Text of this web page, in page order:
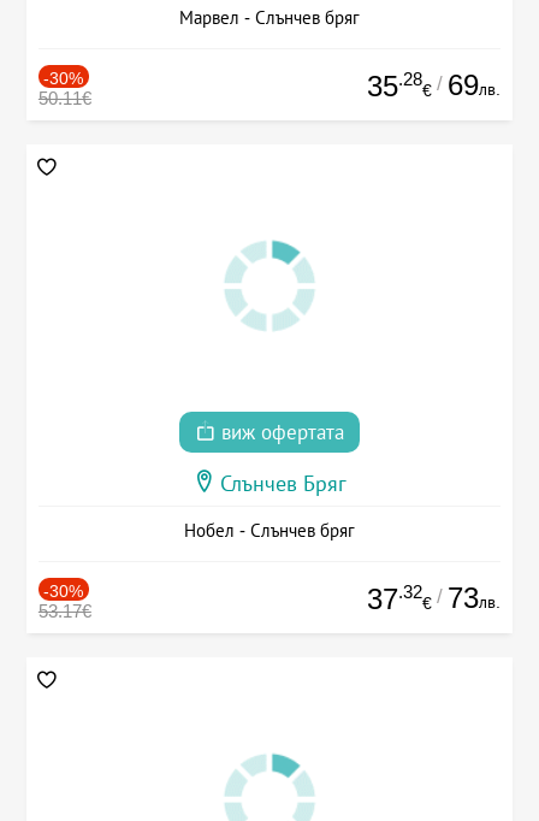
Марвел - Слънчев бряг
-30%
50.11€ 35.28
€ / 69лв.
виж офертата
Слънчев Бряг
Нобел - Слънчев бряг
-30%
53.17€ 37.32
€ / 73лв.